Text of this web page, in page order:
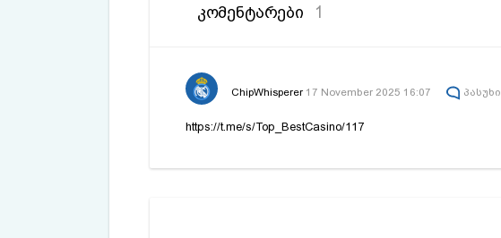
ᲙᲝᲛᲔᲜᲢᲐᲠᲔᲑᲘ 1
ChipWhisperer 17 November 2025 16:07 პასუხი
https://t.me/s/Top_BestCasino/117